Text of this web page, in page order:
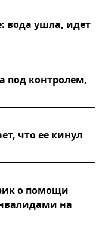
вода ушла, идет
под контролем,
что ее кинул
о помощи
на